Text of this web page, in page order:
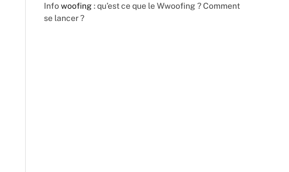
Infowoofing: qu’est ce que le Wwoofing ? Comment
se lancer ?